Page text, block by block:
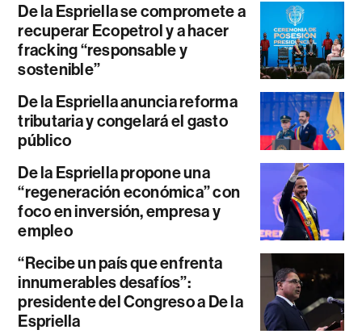
De la Espriella se compromete a
recuperar Ecopetrol y a hacer
fracking “responsable y
sostenible”
De la Espriella anuncia reforma
tributaria y congelará el gasto
público
De la Espriella propone una
“regeneración económica” con
foco en inversión, empresa y
empleo
“Recibe un país que enfrenta
innumerables desafíos”:
presidente del Congreso a De la
Espriella